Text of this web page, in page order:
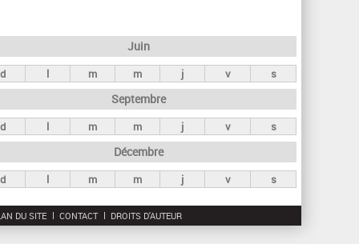
Juin
d l m m j v s
Septembre
d l m m j v s
Décembre
d l m m j v s
DU SITE CONTACT DROITS D'AUTEUR